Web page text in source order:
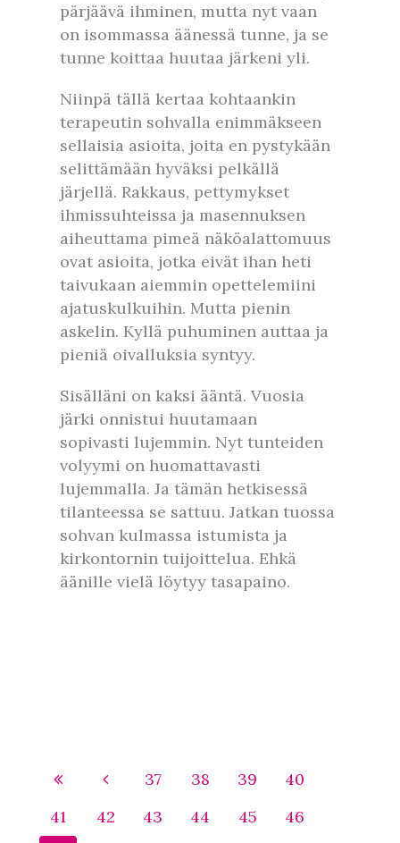
pärjäävä ihminen, mutta nyt vaan
on isommassa äänessä tunne, ja se
tunne koittaa huutaa järkeni yli.
Niinpä tällä kertaa kohtaankin
terapeutin sohvalla enimmäkseen
sellaisia asioita, joita en pystykään
selittämään hyväksi pelkällä
järjellä. Rakkaus, pettymykset
ihmissuhteissa ja masennuksen
aiheuttama pimeä näköalattomuus
ovat asioita, jotka eivät ihan heti
taivukaan aiemmin opettelemiini
ajatuskulkuihin. Mutta pienin
askelin. Kyllä puhuminen auttaa ja
pieniä oivalluksia syntyy.
Sisälläni on kaksi ääntä. Vuosia
järki onnistui huutamaan
sopivasti lujemmin. Nyt tunteiden
volyymi on huomattavasti
lujemmalla. Ja tämän hetkisessä
tilanteessa se sattuu. Jatkan tuossa
sohvan kulmassa istumista ja
kirkontornin tuijoittelua. Ehkä
äänille vielä löytyy tasapaino.
37 38 39
40
41
42 43 44 45
46